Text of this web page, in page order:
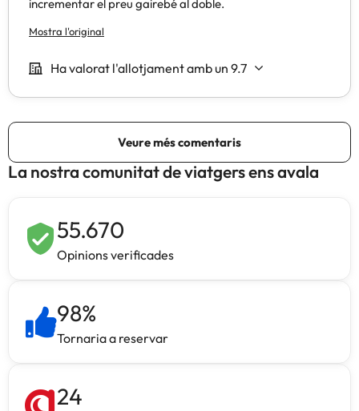
La nostra comunitat de viatgers ens avala
55.670
Opinions verificades
98%
Tornaria a reservar
24